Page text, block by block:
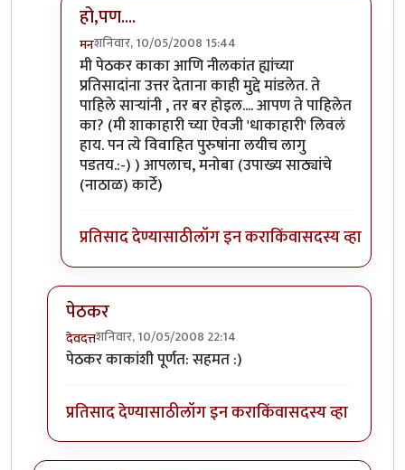
हो,पण....
मनशनिवार, 10/05/2008 15:44
In reply toटु बी ऑर नॉट टु बी.byगणपा
मी पेठकर काका आणि नीलकांत ह्यांच्या
प्रतिसादांना उत्तर देताना काही मुद्दे मांडलेत. ते
पाहिले सार्‍यांनी , तर बर होइल.... आपण ते पाहिलेत
का? (मी शाकाहारी च्या ऐवजी 'धाकाहारी' लिवलं
हाय. पन त्ये विवाहित पुरुषांना लयीच लागु
पडतय.:-) ) आपलाच, मनोबा (उपाख्य साठ्यांचे
(नाठाळ) कार्टे)
प्रतिसाद देण्यासाठीलॉग इन कराकिंवासदस्य व्हा
पेठकर
देवदत्तशनिवार, 10/05/2008 22:14
In reply toशाकाहार-मांसाहार....
पेठकर काकांशी पूर्णत: सहमत :)
प्रतिसाद देण्यासाठीलॉग इन कराकिंवासदस्य व्हा